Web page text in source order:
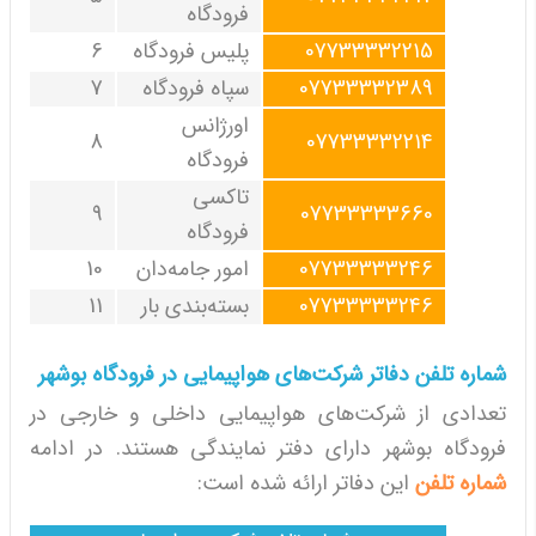
فرودگاه
6
پلیس فرودگاه
07733332215
7
سپاه فرودگاه
07733332389
8
اورژانس
فرودگاه
07733332214
9
تاکسی
فرودگاه
07733333660
10
امور جامه‌دان
07733333246
11
بسته‌بندی بار 07733333246
شماره تلفن دفاتر شرکت‌های هواپیمایی در فرودگاه بوشهر
تعدادی از شرکت‌های هواپیمایی داخلی و خارجی در
فرودگاه بوشهر دارای دفتر نمایندگی هستند. در ادامه
شماره تلفن این دفاتر ارائه شده است: